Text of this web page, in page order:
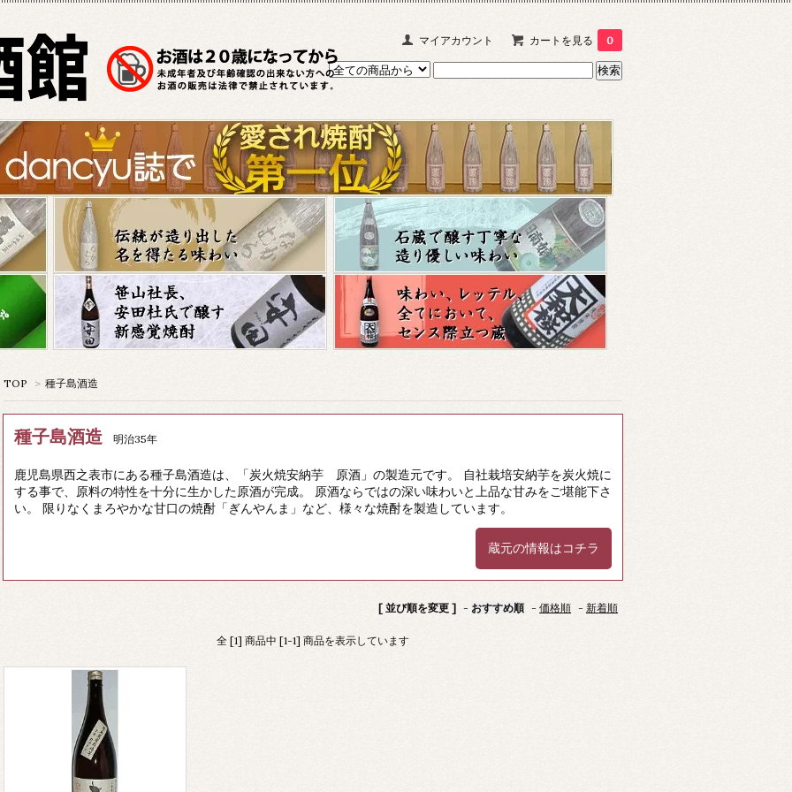
マイアカウント カートを見る 0
TOP > 種子島酒造
種子島酒造 明治35年
鹿児島県西之表市にある種子島酒造は、「炭火焼安納芋 原酒」の製造元です。 自社栽培安納芋を炭火焼に
する事で、原料の特性を十分に生かした原酒が完成。 原酒ならではの深い味わいと上品な甘みをご堪能下さ
い。 限りなくまろやかな甘口の焼酎「ぎんやんま」など、様々な焼酎を製造しています。
蔵元の情報はコチラ
[ 並び順を変更 ] - おすすめ順 - 価格順 - 新着順
全 [1] 商品中 [1-1] 商品を表示しています